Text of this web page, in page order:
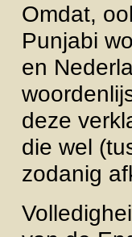
Omdat,
Punjabi
en
deze
die wel
zodanig